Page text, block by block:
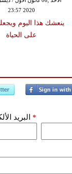
23:57 2020
ينعشك هذا اليوم
على الحياة
البريد *